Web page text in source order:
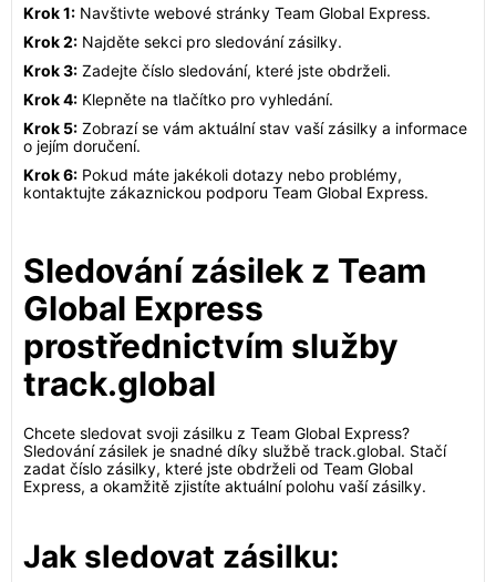
Krok 1: Navštivte webové stránky Team Global Express.
Krok 2: Najděte sekci pro sledování zásilky.
Krok 3: Zadejte číslo sledování, které jste obdrželi.
Krok 4: Klepněte na tlačítko pro vyhledání.
Krok 5: Zobrazí se vám aktuální stav vaší zásilky a informace
o jejím doručení.
Krok 6: Pokud máte jakékoli dotazy nebo problémy,
kontaktujte zákaznickou podporu Team Global Express.
Sledování zásilek z Team
Global Express
prostřednictvím služby
track.global
Chcete sledovat svoji zásilku z Team Global Express?
Sledování zásilek je snadné díky službě track.global. Stačí
zadat číslo zásilky, které jste obdrželi od Team Global
Express, a okamžitě zjistíte aktuální polohu vaší zásilky.
Jak sledovat zásilku: